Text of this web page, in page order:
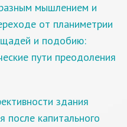
мышлением и
от планиметрии
и подобию:
пути преодоления
здания
после капитального